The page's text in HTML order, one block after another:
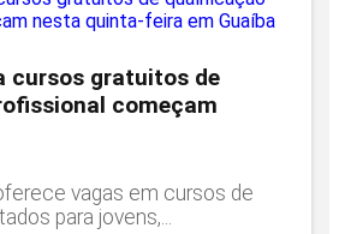
cursos gratuitos de
começam
vagas em cursos de
para jovens,...